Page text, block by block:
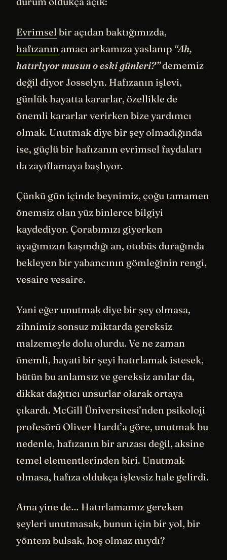
Evrimsel bir açıdan baktığımızda,
hafızanın amacı arkamıza yaslanıp “Ah,
hatırlıyor musun o eski günleri?”dememiz
değil diyor Josselyn. Hafızanın işlevi,
günlük hayatta kararlar, özellikle de
önemli kararlar verirken bize yardımcı
olmak. Unutmak diye bir şey olmadığında
ise, güçlü bir hafızanın evrimsel faydaları
da zayıflamaya başlıyor.
Çünkü gün içinde beynimiz, çoğu tamamen
önemsiz olan yüz binlerce bilgiyi
kaydediyor. Çorabımızı giyerken
ayağımızın kaşındığı an, otobüs durağında
bekleyen bir yabancının gömleğinin rengi,
vesaire vesaire.
Yani eğer unutmak diye bir şey olmasa,
zihnimiz sonsuz miktarda gereksiz
malzemeyle dolu olurdu. Ve ne zaman
önemli, hayati bir şeyi hatırlamak istesek,
bütün bu anlamsız ve gereksiz anılar da,
dikkat dağıtıcı unsurlar olarak ortaya
çıkardı. McGill Üniversitesi’nden psikoloji
profesörü Oliver Hardt’a göre, unutmak bu
nedenle, hafızanın bir arızası değil, aksine
temel elementlerinden biri. Unutmak
olmasa, hafıza oldukça işlevsiz hale gelirdi.
Ama yine de… Hatırlamamız gereken
şeyleri unutmasak, bunun için bir yol, bir
yöntem bulsak, hoş olmaz mıydı?